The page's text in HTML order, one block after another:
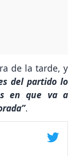
de la tarde, y
del partido lo
en que va a
.